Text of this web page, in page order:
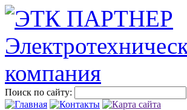
Поиск по сайту: